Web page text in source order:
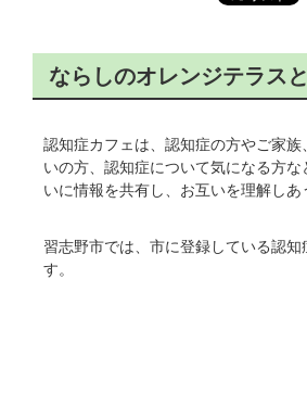
ならしのオレンジテラス
認知症カフェは、認知症の方やご家
いの方、認知症について気になる方
いに情報を共有し、お互いを理解しあ
習志野市では、市に登録している認知
す。